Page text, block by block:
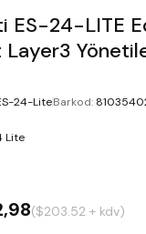
ES-24-LITE
Layer3
24-LiteBarkod:
Lite
($203.52 + kdv)